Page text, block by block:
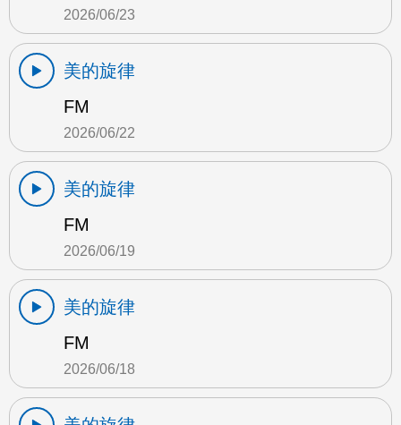
2026/06/23
美的旋律
FM
2026/06/22
美的旋律
FM
2026/06/19
美的旋律
FM
2026/06/18